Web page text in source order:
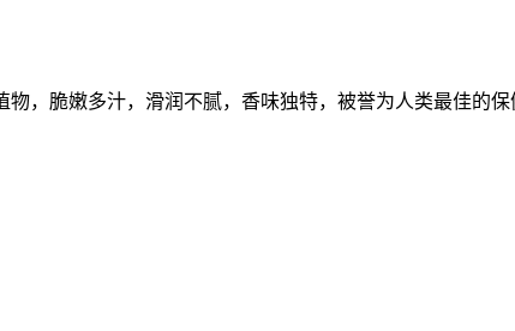
，脆嫩多汁，滑润不腻，香味独特，被誉为人类最佳的